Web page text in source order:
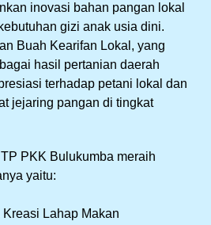
inovasi bahan pangan lokal
gizi anak usia dini.
Buah Kearifan Lokal, yang
hasil pertanian daerah
terhadap petani lokal dan
jejaring pangan di tingkat
PKK Bulukumba meraih
yaitu:
Lahap Makan